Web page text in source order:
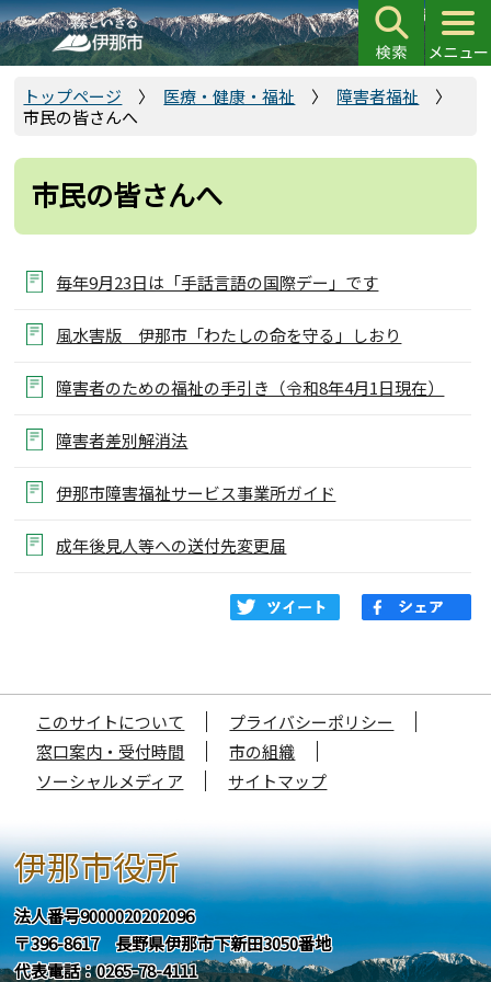
こ
の
ペ
で
トップページ 医療・健康・福祉
障害者福祉
市民の皆さんへ
市民の皆さんへ
毎年9月23日は「手話言語の国際デー」です
風水害版 伊那市「わたしの命を守る」しおり
障害者のための福祉の手引き（令和8年4月1日現在）
障害者差別解消法
伊那市障害福祉サービス事業所ガイド
成年後見人等への送付先変更届
このサイトについて
プライバシーポリシー
窓口案内・受付時間
市の組織
ソーシャルメディア
サイトマップ
伊那市役所
法人番号9000020202096
〒396-8617 長野県伊那市下新田3050番地
代表電話：0265-78-4111